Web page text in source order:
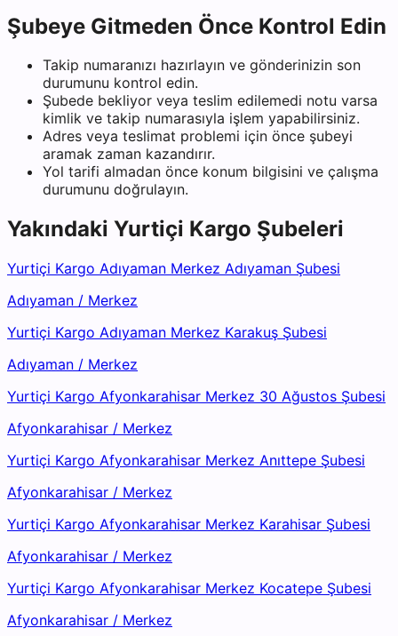
Şubeye Gitmeden Önce Kontrol Edin
Takip numaranızı hazırlayın ve gönderinizin son
durumunu kontrol edin.
Şubede bekliyor veya teslim edilemedi notu varsa
kimlik ve takip numarasıyla işlem yapabilirsiniz.
Adres veya teslimat problemi için önce şubeyi
aramak zaman kazandırır.
Yol tarifi almadan önce konum bilgisini ve çalışma
durumunu doğrulayın.
Yakındaki Yurtiçi Kargo Şubeleri
Yurtiçi Kargo Adıyaman Merkez Adıyaman Şubesi
Adıyaman / Merkez
Yurtiçi Kargo Adıyaman Merkez Karakuş Şubesi
Adıyaman / Merkez
Yurtiçi Kargo Afyonkarahisar Merkez 30 Ağustos Şubesi
Afyonkarahisar / Merkez
Yurtiçi Kargo Afyonkarahisar Merkez Anıttepe Şubesi
Afyonkarahisar / Merkez
Yurtiçi Kargo Afyonkarahisar Merkez Karahisar Şubesi
Afyonkarahisar / Merkez
Yurtiçi Kargo Afyonkarahisar Merkez Kocatepe Şubesi
Afyonkarahisar / Merkez